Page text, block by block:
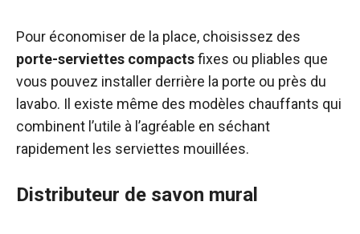
Pour économiser de la place, choisissez des
porte-serviettes compactsfixes ou pliables que
vous pouvez installer derrière la porte ou près du
lavabo. Il existe même des modèles chauffants qui
combinent l’utile à l’agréable en séchant
rapidement les serviettes mouillées.
Distributeur de savon mural